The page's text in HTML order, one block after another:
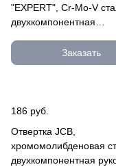
"EXPERT", Cr-Mo-V
двухкомпонентная
PZ, №2x100ммЗаказать
186 руб.
Отвертка JCB,
хромомолибденовая
двухкомпонентная